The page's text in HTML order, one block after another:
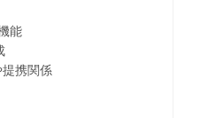
能
携関係